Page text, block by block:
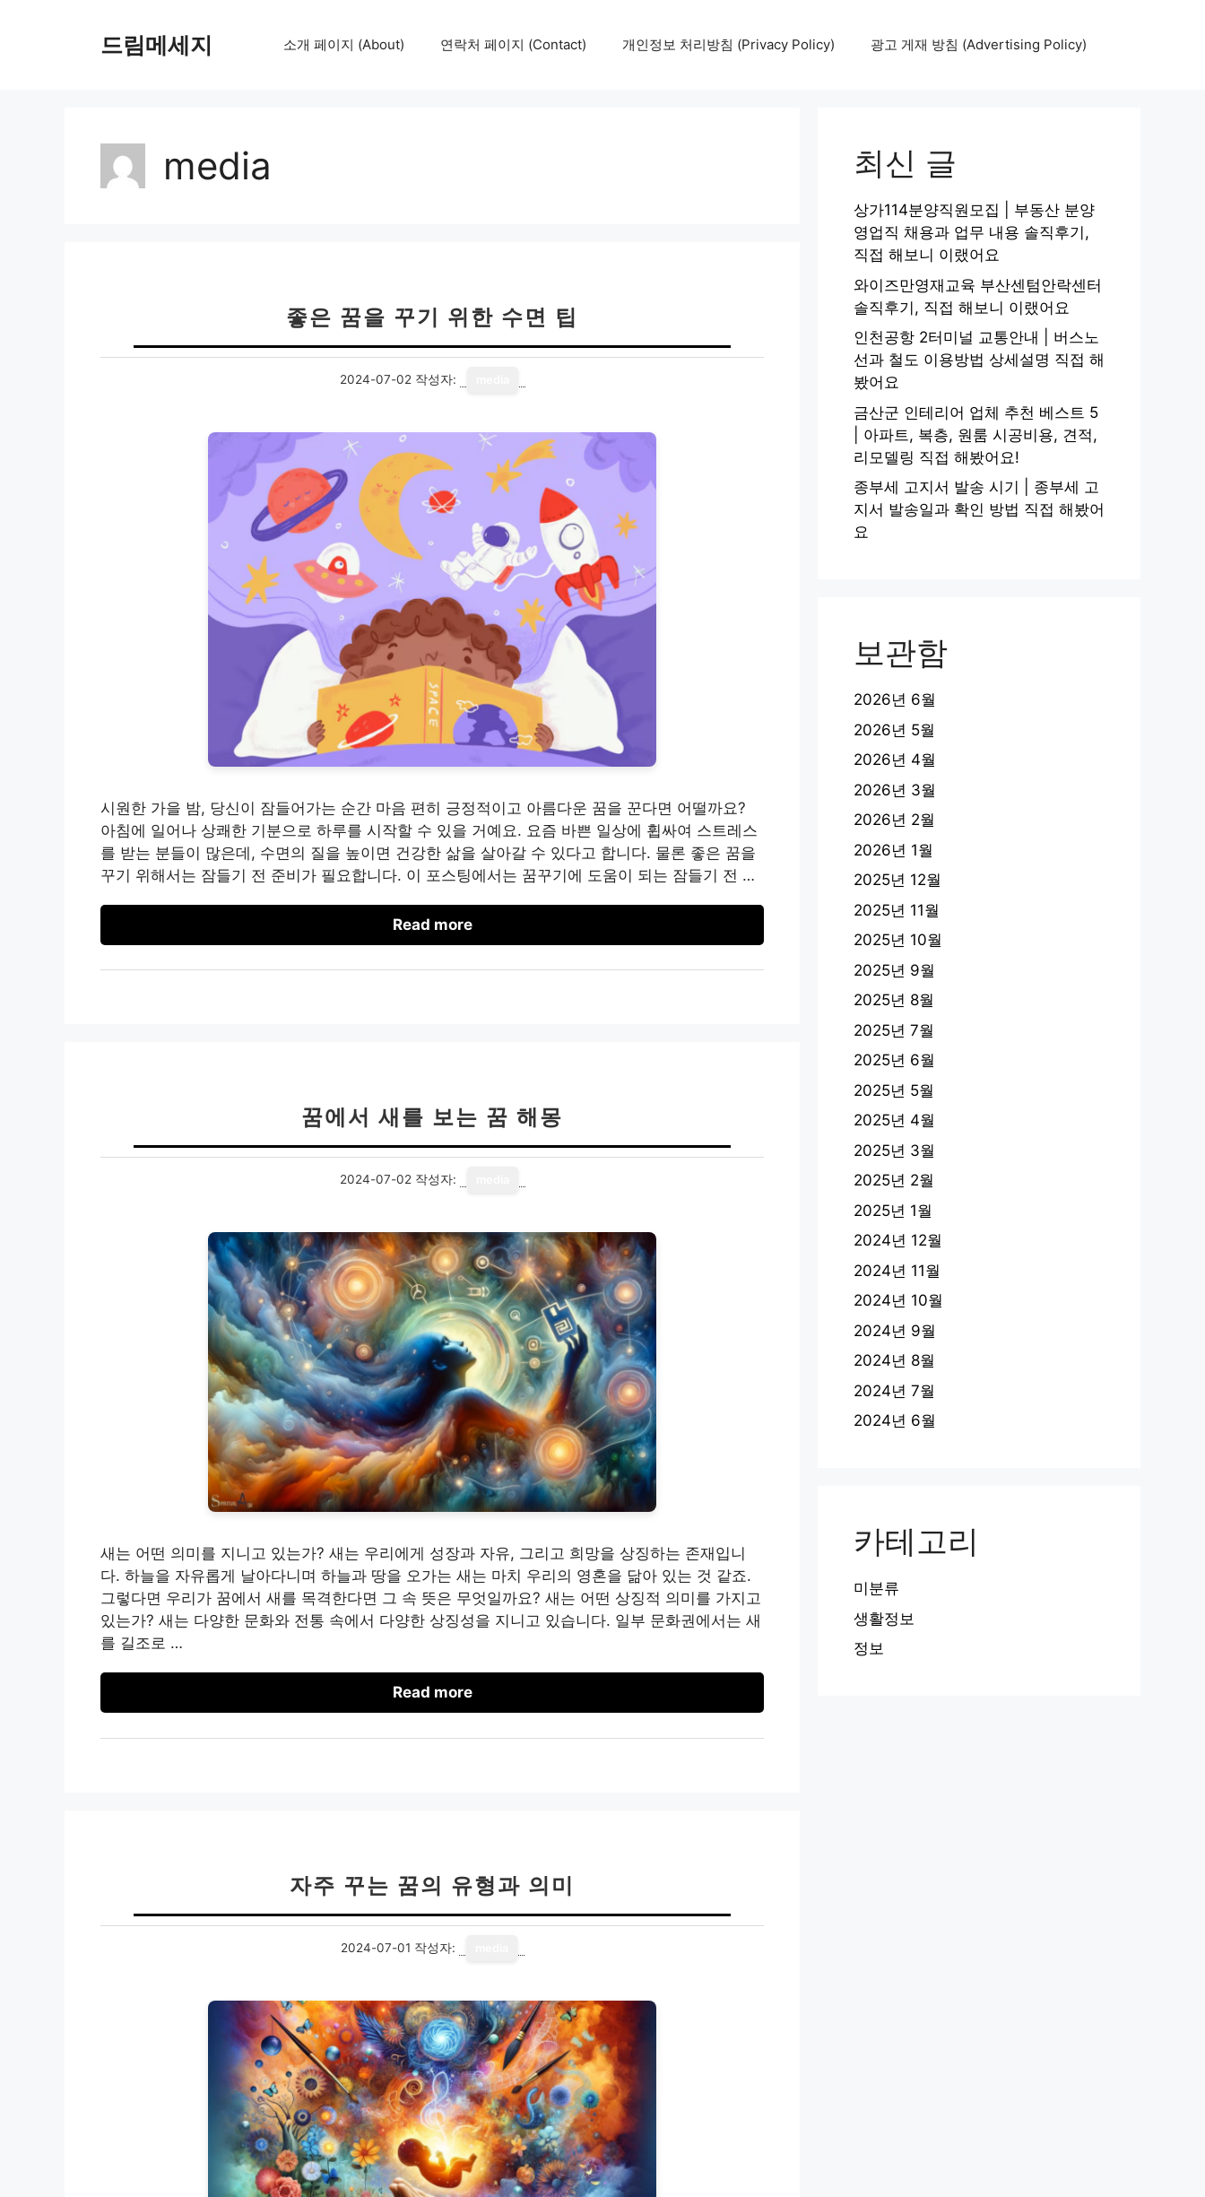
드림메세지 소개 페이지 (About) 연락처 페이지 (Contact) 개인정보 처리방침 (Privacy Policy) 광고 게재 방침 (Advertising Policy)
media
좋은 꿈을 꾸기 위한 수면 팁
2024-07-02 작성자:
시원한 가을 밤, 당신이 잠들어가는 순간 마음 편히 긍정적이고 아름다운 꿈을 꾼다면 어떨까요?
아침에 일어나 상쾌한 기분으로 하루를 시작할 수 있을 거예요. 요즘 바쁜 일상에 휩싸여 스트레스
를 받는 분들이 많은데, 수면의 질을 높이면 건강한 삶을 살아갈 수 있다고 합니다. 물론 좋은 꿈을
꾸기 위해서는 잠들기 전 준비가 필요합니다. 이 포스팅에서는 꿈꾸기에 도움이 되는 잠들기 전 …
Read more
꿈에서 새를 보는 꿈 해몽
2024-07-02 작성자:
새는 어떤 의미를 지니고 있는가? 새는 우리에게 성장과 자유, 그리고 희망을 상징하는 존재입니
다. 하늘을 자유롭게 날아다니며 하늘과 땅을 오가는 새는 마치 우리의 영혼을 닮아 있는 것 같죠.
그렇다면 우리가 꿈에서 새를 목격한다면 그 속 뜻은 무엇일까요? 새는 어떤 상징적 의미를 가지고
있는가? 새는 다양한 문화와 전통 속에서 다양한 상징성을 지니고 있습니다. 일부 문화권에서는 새
를 길조로 …
Read more
자주 꾸는 꿈의 유형과 의미
2024-07-01 작성자:
최신 글
상가114분양직원모집 | 부동산 분양
영업직 채용과 업무 내용 솔직후기,
직접 해보니 이랬어요
와이즈만영재교육 부산센텀안락센터
솔직후기, 직접 해보니 이랬어요
인천공항 2터미널 교통안내 | 버스노
선과 철도 이용방법 상세설명 직접 해
봤어요
금산군 인테리어 업체 추천 베스트 5
| 아파트, 복층, 원룸 시공비용, 견적,
리모델링 직접 해봤어요!
종부세 고지서 발송 시기 | 종부세 고
지서 발송일과 확인 방법 직접 해봤어
요
보관함
2026년 6월
2026년 5월
2026년 4월
2026년 3월
2026년 2월
2026년 1월
2025년 12월
2025년 11월
2025년 10월
2025년 9월
2025년 8월
2025년 7월
2025년 6월
2025년 5월
2025년 4월
2025년 3월
2025년 2월
2025년 1월
2024년 12월
2024년 11월
2024년 10월
2024년 9월
2024년 8월
2024년 7월
2024년 6월
카테고리
미분류
생활정보
정보